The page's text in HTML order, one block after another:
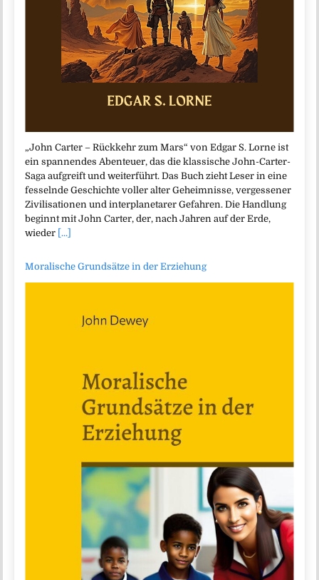
„John Carter – Rückkehr zum Mars“ von Edgar S. Lorne ist
ein spannendes Abenteuer, das die klassische John-Carter-
Saga aufgreift und weiterführt. Das Buch zieht Leser in eine
fesselnde Geschichte voller alter Geheimnisse, vergessener
Zivilisationen und interplanetarer Gefahren. Die Handlung
beginnt mit John Carter, der, nach Jahren auf der Erde,
wieder [...]
Moralische Grundsätze in der Erziehung